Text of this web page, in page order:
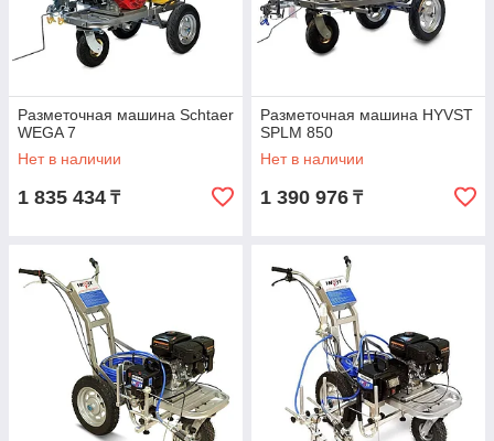
Разметочная машина Schtaer
WEGA 7
Нет в наличии
1 835 434 ₸
Разметочная машина HYVST
SPLM 850
Нет в наличии
1 390 976 ₸